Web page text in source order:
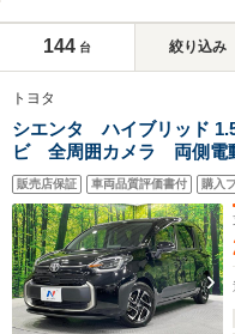
144 台 絞り込み
トヨタ
シエンタ ハイブリッド
ビ 全周囲カメラ 両側電
ルーズコントロール
リングヒーター スマー
ニター 禁煙車
販売店保証 車両品質評価書付 購入